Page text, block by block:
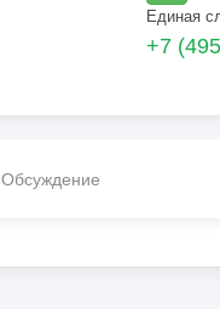
Единая
+7
Обсуждение